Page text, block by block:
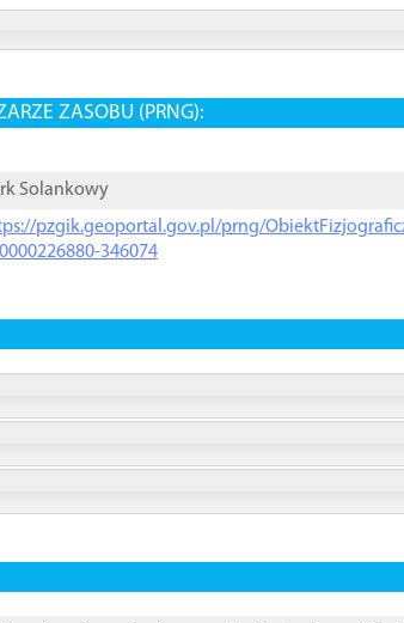
ZASOBU (PRNG):
Solankowy
pzgik.geoportal.gov.pl/prng/
346074